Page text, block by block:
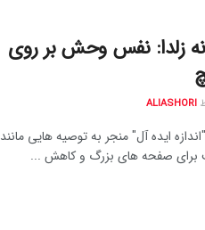
زلدا: نفس وحش بر روی
ALIASHORI
ایده آل" منجر به توصیه هایی مانند
برای صفحه های بزرگ و کاهش ...